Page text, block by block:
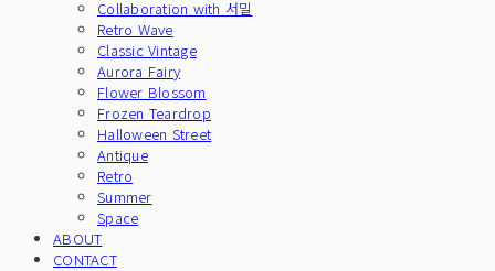
Collaboration with 서밀
Retro Wave
Classic Vintage
Aurora Fairy
Flower Blossom
Frozen Teardrop
Halloween Street
Antique
Retro
Summer
Space
ABOUT
CONTACT